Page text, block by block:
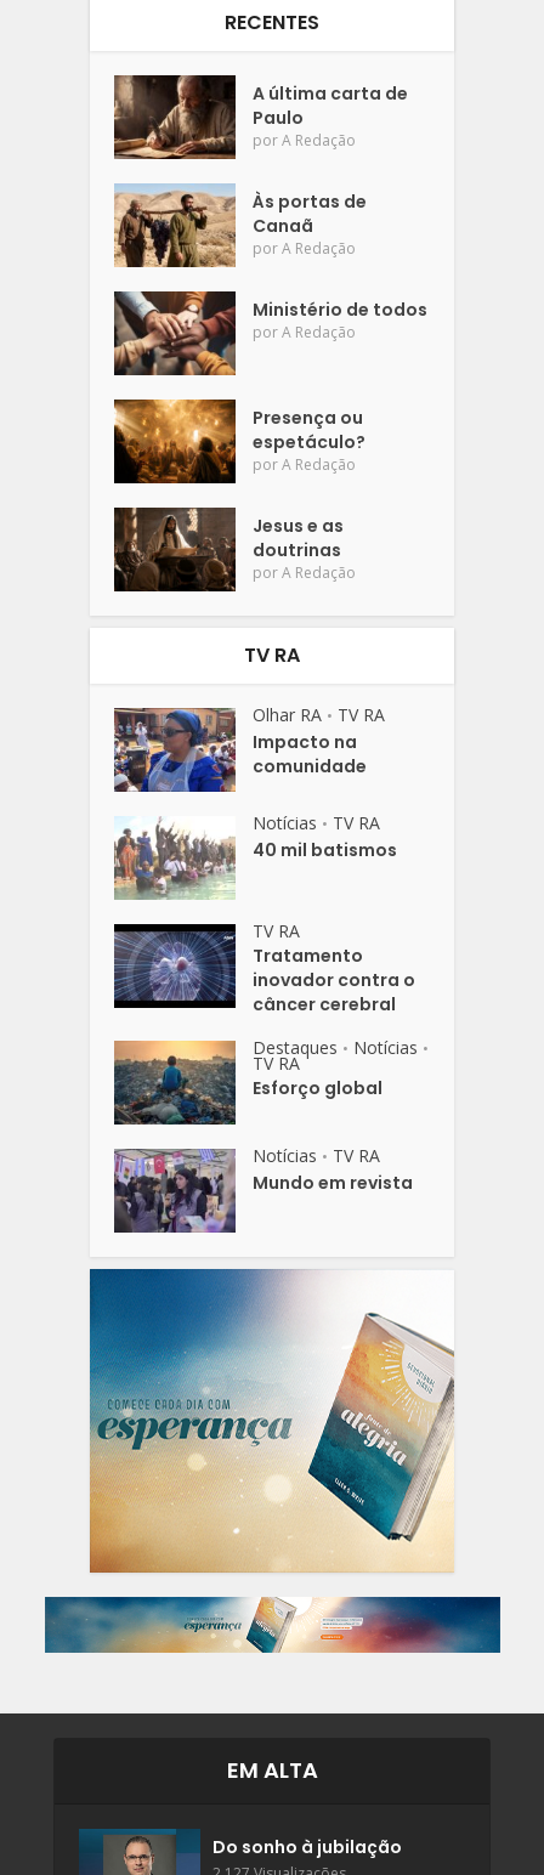
RECENTES
A última carta de
Paulo
porA Redação
Às portas de
Canaã
porA Redação
Ministério de todos
porA Redação
Presença ou
espetáculo?
porA Redação
Jesus e as
doutrinas
porA Redação
TV RA
Olhar RA • TV RA
Impacto na
comunidade
Notícias • TV RA
40 mil batismos
TV RA
Tratamento
inovador contra o
câncer cerebral
Destaques • Notícias •
TV RA
Esforço global
Notícias • TV RA
Mundo em revista
EM ALTA
Do sonho à jubilação